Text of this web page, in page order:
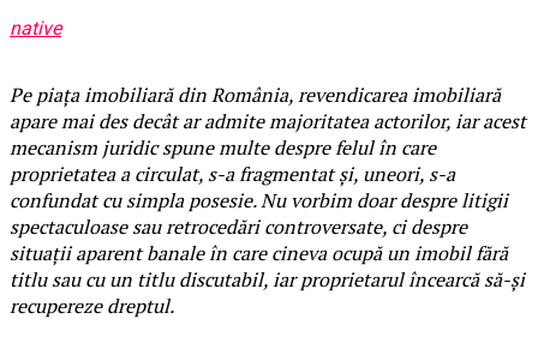
native
Pe piața imobiliară din România, revendicarea imobiliară
apare mai des decât ar admite majoritatea actorilor, iar acest
mecanism juridic spune multe despre felul în care
proprietatea a circulat, s-a fragmentat și, uneori, s-a
confundat cu simpla posesie. Nu vorbim doar despre litigii
spectaculoase sau retrocedări controversate, ci despre
situații aparent banale în care cineva ocupă un imobil fără
titlu sau cu un titlu discutabil, iar proprietarul încearcă să-și
recupereze dreptul.